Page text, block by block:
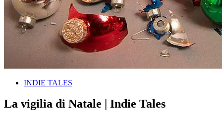
INDIE TALES
La vigilia di Natale | Indie Tales